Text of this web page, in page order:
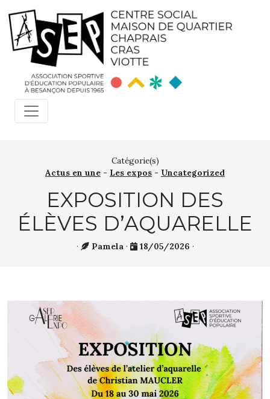
Catégorie(s)
Actus en une - Les expos - Uncategorized
EXPOSITION DES
ÉLÈVES D’AQUARELLE
· Pamela· 18/05/2026 ·